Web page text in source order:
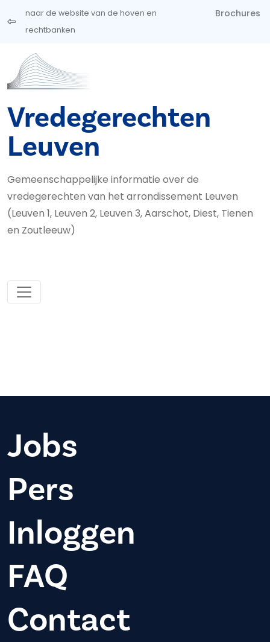
Overslaan en naar de inhoud gaan
naar de website van de hoven en
rechtbanken
Brochures
Vredegerechten
Leuven
Gemeenschappelijke informatie over de
vredegerechten van het arrondissement Leuven
(Leuven 1, Leuven 2, Leuven 3, Aarschot, Diest, Tienen
en Zoutleeuw)
Jobs
Pers
Inloggen
FAQ
Contact